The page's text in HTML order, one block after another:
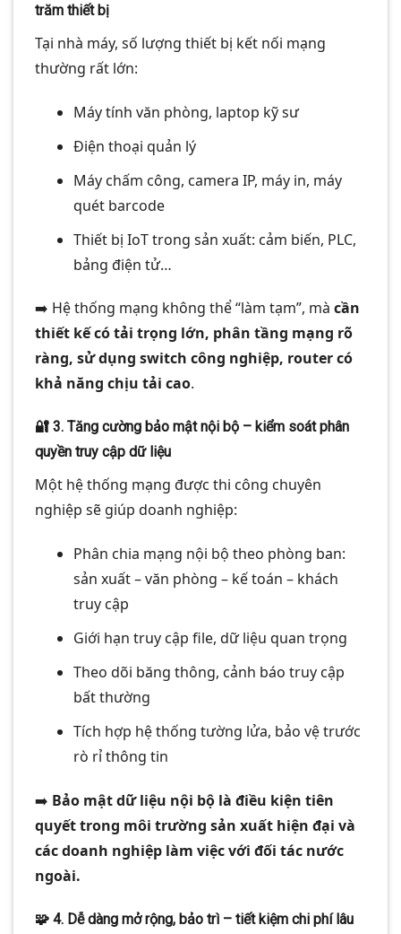
trăm thiết bị
Tại nhà máy, số lượng thiết bị kết nối mạng
thường rất lớn:
Máy tính văn phòng, laptop kỹ sư
Điện thoại quản lý
Máy chấm công, camera IP, máy in, máy
quét barcode
Thiết bị IoT trong sản xuất: cảm biến, PLC,
bảng điện tử…
➡️ Hệ thống mạng không thể “làm tạm”, mà cần
thiết kế có tải trọng lớn, phân tầng mạng rõ
ràng, sử dụng switch công nghiệp, router có
khả năng chịu tải cao.
🔐 3. Tăng cường bảo mật nội bộ – kiểm soát phân
quyền truy cập dữ liệu
Một hệ thống mạng được thi công chuyên
nghiệp sẽ giúp doanh nghiệp:
Phân chia mạng nội bộ theo phòng ban:
sản xuất – văn phòng – kế toán – khách
truy cập
Giới hạn truy cập file, dữ liệu quan trọng
Theo dõi băng thông, cảnh báo truy cập
bất thường
Tích hợp hệ thống tường lửa, bảo vệ trước
rò rỉ thông tin
➡️ Bảo mật dữ liệu nội bộ là điều kiện tiên
quyết trong môi trường sản xuất hiện đại và
các doanh nghiệp làm việc với đối tác nước
ngoài.
🧩 4. Dễ dàng mở rộng, bảo trì – tiết kiệm chi phí lâu